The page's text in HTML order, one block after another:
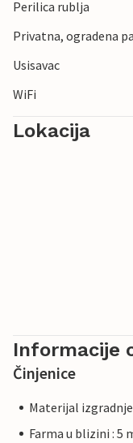
Perilica rublja
Privatna, ogradena
Usisavac
WiFi
Lokacija
Informacije
Činjenice
Materijal
Farma u blizini : 5